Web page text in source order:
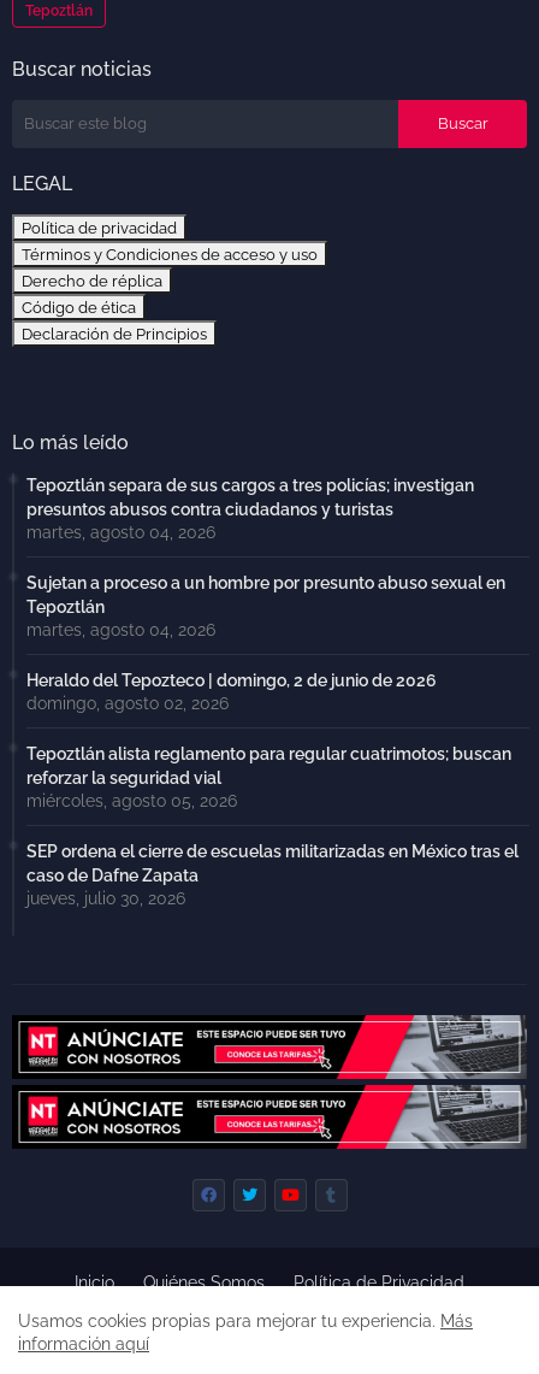
Tepoztlán
Buscar noticias
LEGAL
Política de privacidad
Términos y Condiciones de acceso y uso
Derecho de réplica
Código de ética
Declaración de Principios
Lo más leído
Tepoztlán separa de sus cargos a tres policías; investigan
presuntos abusos contra ciudadanos y turistas
martes, agosto 04, 2026
Sujetan a proceso a un hombre por presunto abuso sexual en
Tepoztlán
martes, agosto 04, 2026
Heraldo del Tepozteco | domingo, 2 de junio de 2026
domingo, agosto 02, 2026
Tepoztlán alista reglamento para regular cuatrimotos; buscan
reforzar la seguridad vial
miércoles, agosto 05, 2026
SEP ordena el cierre de escuelas militarizadas en México tras el
caso de Dafne Zapata
jueves, julio 30, 2026
Inicio Quiénes Somos
Política de Privacidad
Derecho de Réplica
Términos y Condiciones de Uso
Usamos cookies propias para mejorar tu experiencia. Más
información aquí